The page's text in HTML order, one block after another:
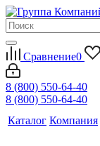
Сравнение0
8 (800) 550-64-40
8 (800) 550-64-40
Каталог Компания